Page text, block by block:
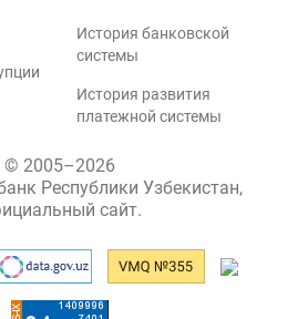
История банковской
системы
История развития
платежной системы
© 2005–2026
Республики Узбекистан,
сайт.